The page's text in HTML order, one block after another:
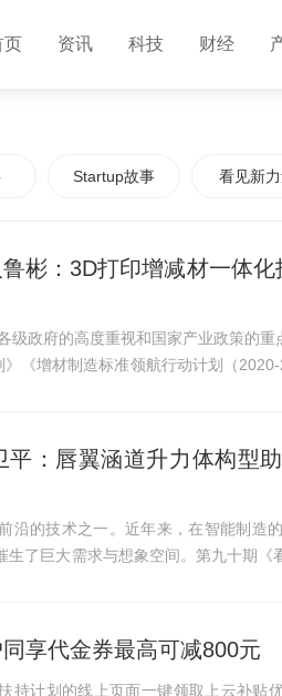
页 资讯 科技 财经
Startup故事 看见新
彬：3D打印增减材一体化
级政府的高度重视和国家产业政策的
《增材制造标准领航行动计划（
：唇翼涵道升力体构型
沿的技术之一。近年来，在智能制造
了巨大需求与想象空间。第九十期《
享代金券最高可减800元
持计划的线上页面一键领取上云补贴